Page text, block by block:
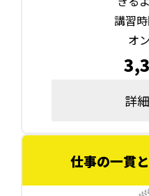
講習
オ
詳
仕事の一貫